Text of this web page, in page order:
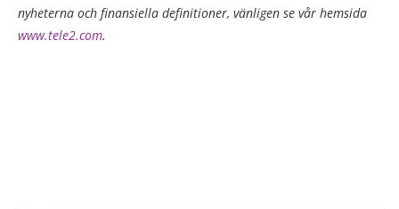
nyheterna och finansiella definitioner, vänligen se vår hemsida
www.tele2.com.